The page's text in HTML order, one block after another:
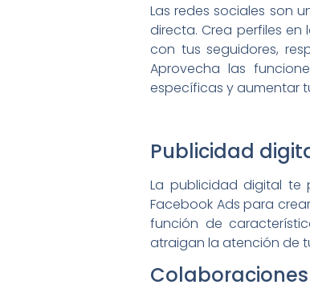
Las redes sociales son
directa. Crea perfiles
con tus seguidores,
Aprovecha las
específicas y aumentar
Publicidad
La publicidad digital te
Facebook Ads para
función de
atraigan la atención de